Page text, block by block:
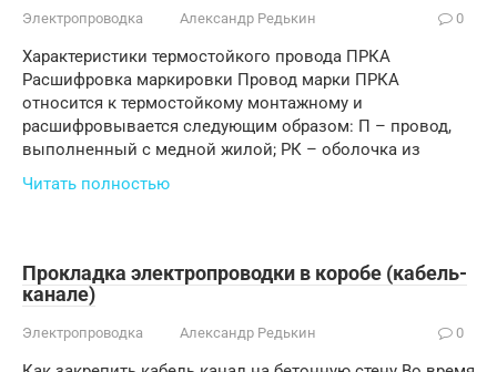
Электропроводка Александр Редькин 0
Характеристики термостойкого провода ПРКА
Расшифровка маркировки Провод марки ПРКА
относится к термостойкому монтажному и
расшифровывается следующим образом: П – провод,
выполненный с медной жилой; РК – оболочка из
Читать полностью
Прокладка электропроводки в коробе (кабель-
канале)
Электропроводка Александр Редькин 0